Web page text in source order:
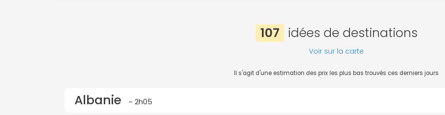
107 idées de destinations
Voir sur la carte
Il s'agit d'une estimation des prix les plus bas trouvés ces derniers jours
Albanie ~ 2h05